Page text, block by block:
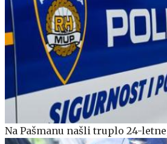
Na Pašmanu našli truplo 24-